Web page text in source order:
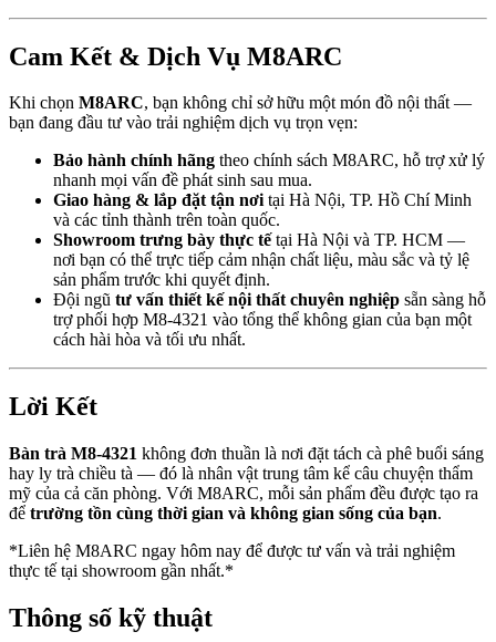
Cam Kết & Dịch Vụ M8ARC
Khi chọn M8ARC, bạn không chỉ sở hữu một món đồ nội thất —
bạn đang đầu tư vào trải nghiệm dịch vụ trọn vẹn:
Bảo hành chính hãng theo chính sách M8ARC, hỗ trợ xử lý
nhanh mọi vấn đề phát sinh sau mua.
Giao hàng & lắp đặt tận nơitại Hà Nội, TP. Hồ Chí Minh
và các tỉnh thành trên toàn quốc.
Showroom trưng bày thực tế tại Hà Nội và TP. HCM —
nơi bạn có thể trực tiếp cảm nhận chất liệu, màu sắc và tỷ lệ
sản phẩm trước khi quyết định.
Đội ngũ tư vấn thiết kế nội thất chuyên nghiệp sẵn sàng hỗ
trợ phối hợp M8-4321 vào tổng thể không gian của bạn một
cách hài hòa và tối ưu nhất.
Lời Kết
Bàn trà M8-4321 không đơn thuần là nơi đặt tách cà phê buổi sáng
hay ly trà chiều tà — đó là nhân vật trung tâm kể câu chuyện thẩm
mỹ của cả căn phòng. Với M8ARC, mỗi sản phẩm đều được tạo ra
để trường tồn cùng thời gian và không gian sống của bạn.
*Liên hệ M8ARC ngay hôm nay để được tư vấn và trải nghiệm
thực tế tại showroom gần nhất.*
Thông số kỹ thuật